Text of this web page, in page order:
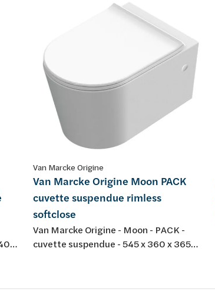
Van Marcke Origine
Van Marcke Origine Moon PACK
cuvette suspendue rimless
softclose
Van Marcke Origine - Moon - PACK -
cuvette suspendue - 545 x 360 x 365
take-off en duroplast